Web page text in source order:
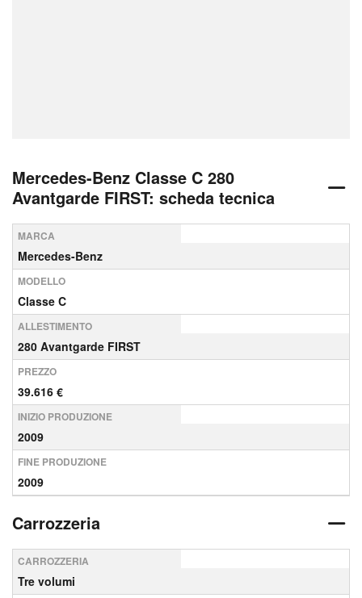
Mercedes-Benz Classe C 280
Avantgarde FIRST: scheda tecnica
MARCA
Mercedes-Benz
MODELLO
Classe C
ALLESTIMENTO
280 Avantgarde FIRST
PREZZO
39.616 €
INIZIO PRODUZIONE
2009
FINE PRODUZIONE
2009
Carrozzeria
CARROZZERIA
Tre volumi